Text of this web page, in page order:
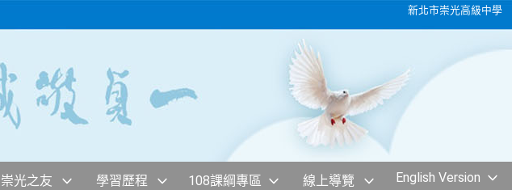
新北市崇光高級中學
崇光之友 學習歷程 108課綱專區 線上導覽 English Version